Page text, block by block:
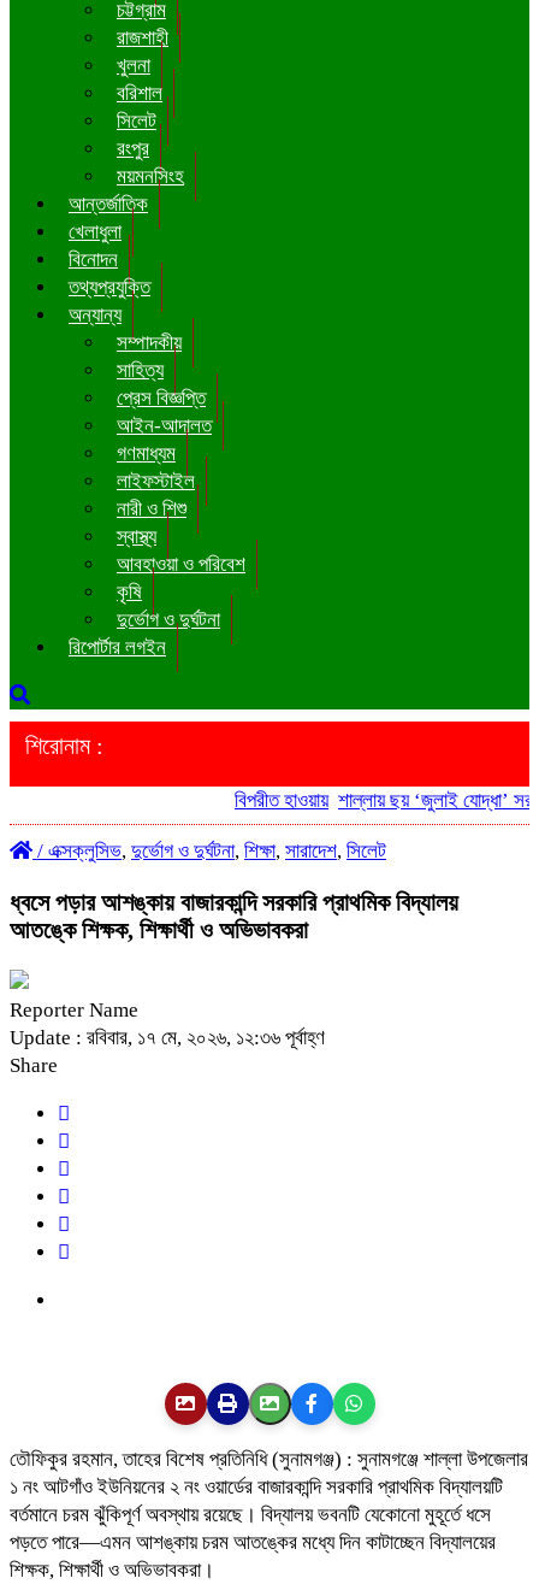
চট্টগ্রাম
রাজশাহী
খুলনা
বরিশাল
সিলেট
রংপুর
ময়মনসিংহ
আন্তর্জাতিক
খেলাধুলা
বিনোদন
তথ্যপ্রযুক্তি
অন্যান্য
সম্পাদকীয়
সাহিত্য
প্রেস বিজ্ঞপ্তি
আইন-আদালত
গণমাধ্যম
লাইফস্টাইল
নারী ও শিশু
স্বাস্থ্য
আবহাওয়া ও পরিবেশ
কৃষি
দুর্ভোগ ও দুর্ঘটনা
রিপোর্টার লগইন
শিরোনাম :
বিপরীত হাওয়ায় শাল্লায় ছয় ‘জুলাই যোদ্ধা’
/ এক্সক্লুসিভ, দুর্ভোগ ও দুর্ঘটনা, শিক্ষা, সারাদেশ, সিলেট
ধ্বসে পড়ার আশঙ্কায় বাজারকান্দি সরকারি প্রাথমিক বিদ্যালয়
আতঙ্কে শিক্ষক, শিক্ষার্থী ও অভিভাবকরা
Reporter Name
Update : রবিবার, ১৭ মে, ২০২৬, ১২:৩৬ পূর্বাহ্ণ
Share
তৌফিকুর রহমান, তাহের বিশেষ প্রতিনিধি (সুনামগঞ্জ) : সুনামগঞ্জে শাল্লা উপজেলার
১ নং আটগাঁও ইউনিয়নের ২ নং ওয়ার্ডের বাজারকান্দি সরকারি প্রাথমিক বিদ্যালয়টি
বর্তমানে চরম ঝুঁকিপূর্ণ অবস্থায় রয়েছে। বিদ্যালয় ভবনটি যেকোনো মুহূর্তে ধসে
পড়তে পারে—এমন আশঙ্কায় চরম আতঙ্কের মধ্যে দিন কাটাচ্ছেন বিদ্যালয়ের
শিক্ষক, শিক্ষার্থী ও অভিভাবকরা।